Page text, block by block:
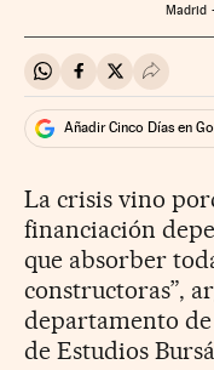
Madrid
Compartir en
Compartir en
Compartir
Añadir Cinco Días en
La crisis vino
financiación
que absorber
constructoras”,
departamento
de Estudios